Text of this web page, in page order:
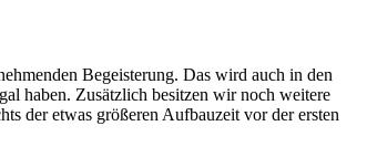
Begeisterung. Das wird auch in den
haben. Zusätzlich besitzen wir noch weitere
der etwas größeren Aufbauzeit vor der ersten